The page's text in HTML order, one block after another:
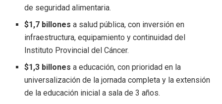
de seguridad alimentaria.
$1,7 billones a salud pública, con inversión en
infraestructura, equipamiento y continuidad del
Instituto Provincial del Cáncer.
$1,3 billones a educación, con prioridad en la
universalización de la jornada completa y la extensión
de la educación inicial a sala de 3 años.